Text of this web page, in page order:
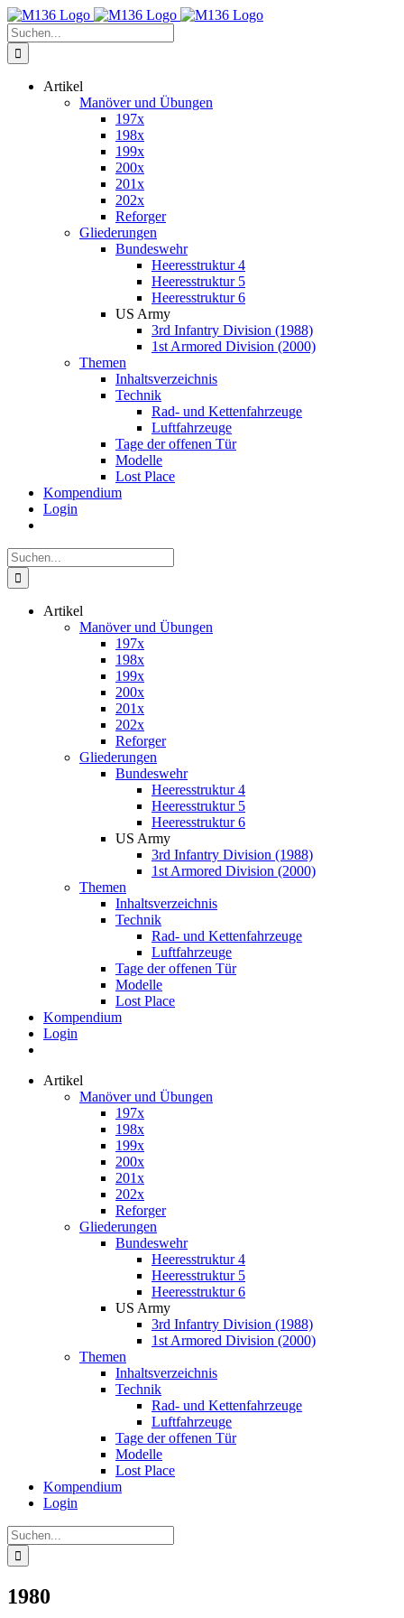
Zum
Inhalt
springen
Suche
nach:
Artikel
Manöver und Übungen
197x
198x
199x
200x
201x
202x
Reforger
Gliederungen
Bundeswehr
Heeresstruktur 4
Heeresstruktur 5
Heeresstruktur 6
US Army
3rd Infantry Division (1988)
1st Armored Division (2000)
Themen
Inhaltsverzeichnis
Technik
Rad- und Kettenfahrzeuge
Luftfahrzeuge
Tage der offenen Tür
Modelle
Lost Place
Kompendium
Login
Suche
nach:
Artikel
Manöver und Übungen
197x
198x
199x
200x
201x
202x
Reforger
Gliederungen
Bundeswehr
Heeresstruktur 4
Heeresstruktur 5
Heeresstruktur 6
US Army
3rd Infantry Division (1988)
1st Armored Division (2000)
Themen
Inhaltsverzeichnis
Technik
Rad- und Kettenfahrzeuge
Luftfahrzeuge
Tage der offenen Tür
Modelle
Lost Place
Kompendium
Login
Artikel
Manöver und Übungen
197x
198x
199x
200x
201x
202x
Reforger
Gliederungen
Bundeswehr
Heeresstruktur 4
Heeresstruktur 5
Heeresstruktur 6
US Army
3rd Infantry Division (1988)
1st Armored Division (2000)
Themen
Inhaltsverzeichnis
Technik
Rad- und Kettenfahrzeuge
Luftfahrzeuge
Tage der offenen Tür
Modelle
Lost Place
Kompendium
Login
Suche
nach:
1980